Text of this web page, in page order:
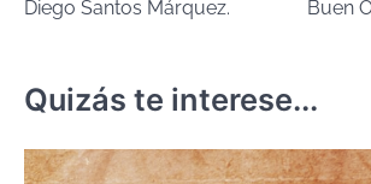
entradas
Diego Santos Márquez.
Buen
Quizás te interese...